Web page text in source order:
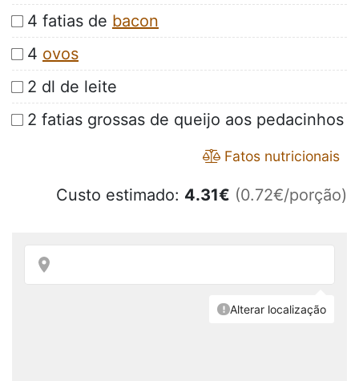
4 fatias de bacon
4 ovos
2 dl de leite
2 fatias grossas de queijo aos pedacinhos
Fatos nutricionais
Custo estimado: 4.31€ (0.72€/porção)